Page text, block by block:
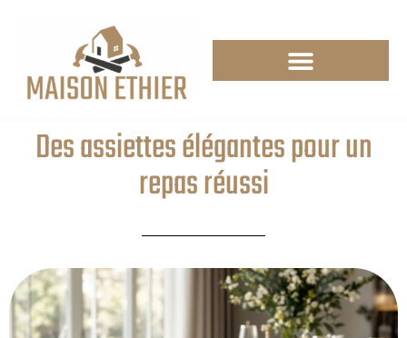
Des assiettes élégantes pour un
repas réussi